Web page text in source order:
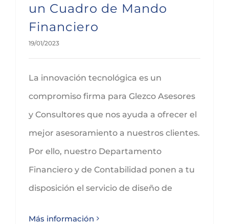
un Cuadro de Mando
Financiero
19/01/2023
La innovación tecnológica es un
compromiso firma para Glezco Asesores
y Consultores que nos ayuda a ofrecer el
mejor asesoramiento a nuestros clientes.
Por ello, nuestro Departamento
Financiero y de Contabilidad ponen a tu
disposición el servicio de diseño de
Más información